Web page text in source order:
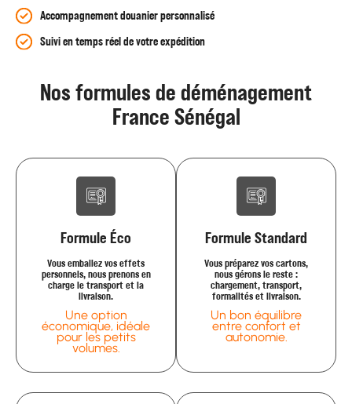
Accompagnement douanier personnalisé
Suivi en temps réel de votre expédition
Nos formules de déménagement
France Sénégal
Formule Éco
Vous emballez vos effets
personnels, nous prenons en
charge le transport et la
livraison.
Une option
économique, idéale
pour les petits
volumes.
Formule Standard
Vous préparez vos cartons,
nous gérons le reste :
chargement, transport,
formalités et livraison.
Un bon équilibre
entre confort et
autonomie.